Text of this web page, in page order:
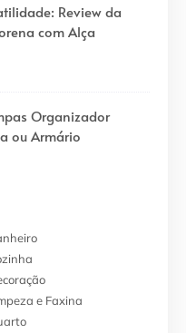
Review da
com Alça
Organizador
ou Armário
e Faxina